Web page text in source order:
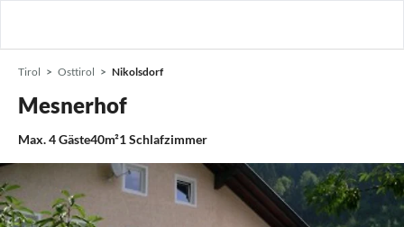
Tirol Osttirol Nikolsdorf
Mesnerhof
Max.4Gäste40m²1Schlafzimmer